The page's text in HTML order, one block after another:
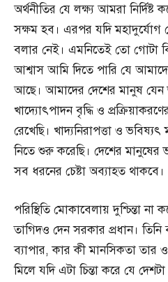
অর্থনীতির যে লক্ষ্য আমরা
সক্ষম হব। এরপর যদি মহাদুর্যোগ
বলার নেই। এমনিতেই তো গোটা
আশ্বাস আমি দিতে পারি যে
আছে। আমাদের দেশের মানুষ
খাদ্যোৎপাদন বৃদ্ধি ও
রেখেছি। খাদ্যনিরাপত্তা ও ভবিষ্যৎ
নিতে শুরু করেছি। দেশের
সব ধরনের চেষ্টা অব্যাহত থাকবে।
পরিস্থিতি মোকাবেলায় দুশ্চিন্তা না
তাগিদও দেন সরকার প্রধান। তিনি
ব্যাপার, কার কী মানসিকতা তার
মিলে যদি এটা চিন্তা করে যে